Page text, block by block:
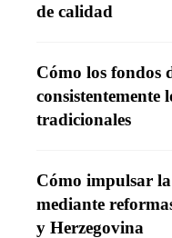
de calidad
Cómo los fondos
consistentemente
tradicionales
Cómo impulsar
mediante
y Herzegovina